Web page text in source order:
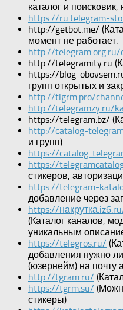
каталог и
https://ru.telegram-
http://getbot.me/
момент не работает.
http://telegram.org.ru/
http://telegramity.ru
https://blog-
групп открытых и
http://tlgrm.pro/
http://telegramzy.ru/
https://telegram.bz/
http://catalog-
и групп)
https://catalog-
https://
стикеров,
https://telegram-
добавление через
https://
(Каталог каналов,
уникальным
https://telegros.ru/
добавления нужно
(юзернейм) на почту
http://tgram.ru/
https://tgrm.su/
стикеры)